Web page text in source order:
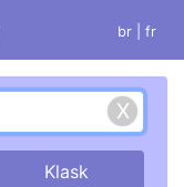
br | fr